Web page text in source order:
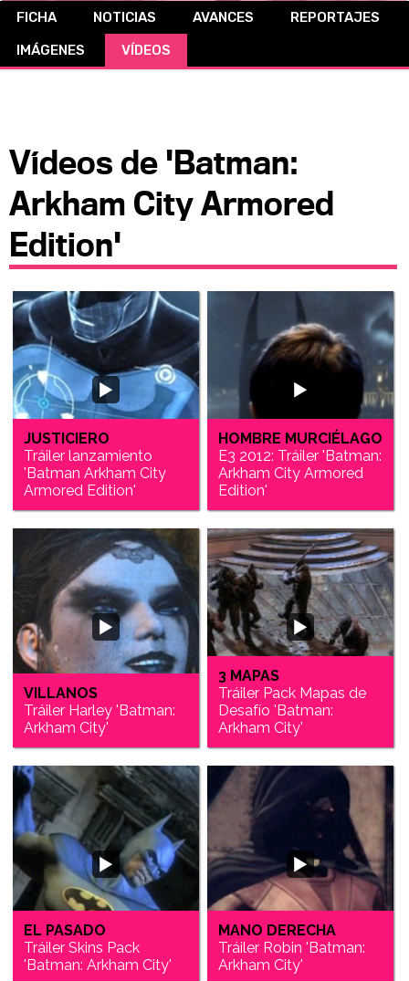
CÓMICS
FICHA NOTICIAS AVANCES
REPORTAJES
IMÁGENES
VÍDEOS
Vídeos de 'Batman:
Arkham City Armored
Edition'
JUSTICIERO
Tráiler lanzamiento
'Batman Arkham City
Armored Edition'
HOMBRE MURCIÉLAGO
E3 2012: Tráiler 'Batman:
Arkham City Armored
Edition'
VILLANOS
Tráiler Harley 'Batman:
Arkham City'
3 MAPAS
Tráiler Pack Mapas de
Desafío 'Batman:
Arkham City'
EL PASADO
Tráiler Skins Pack
'Batman: Arkham City'
MANO DERECHA
Tráiler Robin 'Batman:
Arkham City'